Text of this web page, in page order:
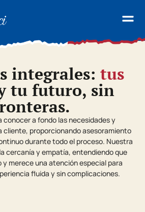
integrales: tus
tu futuro, sin
conocer a fondo las necesidades y
proporcionando asesoramiento
durante todo el proceso. Nuestra
cercanía y empatía, entendiendo que
y merece una atención especial para
fluida y sin complicaciones.